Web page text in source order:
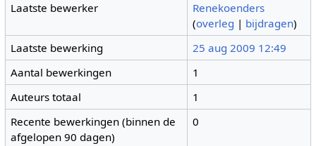
Laatste bewerker
Renekoenders
(overleg | bijdragen)
Laatste bewerking
25 aug 2009 12:49
Aantal bewerkingen
1
Auteurs totaal
1
Recente bewerkingen (binnen de
afgelopen 90 dagen)
0